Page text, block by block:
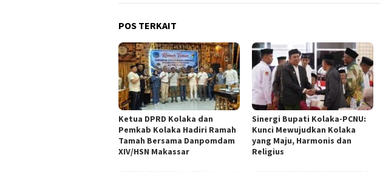
POS TERKAIT
Ketua DPRD Kolaka dan
Pemkab Kolaka Hadiri Ramah
Tamah Bersama Danpomdam
XIV/HSN Makassar
Sinergi Bupati Kolaka-PCNU:
Kunci Mewujudkan Kolaka
yang Maju, Harmonis dan
Religius